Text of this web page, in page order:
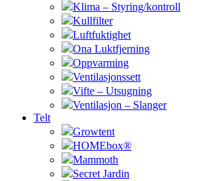
Klima – Styring/kontroll
Kullfilter
Luftfuktighet
Ona Luktfjerning
Oppvarming
Ventilasjonssett
Vifte – Utsugning
Ventilasjon – Slanger
Telt
Growtent
HOMEbox®
Mammoth
Secret Jardin